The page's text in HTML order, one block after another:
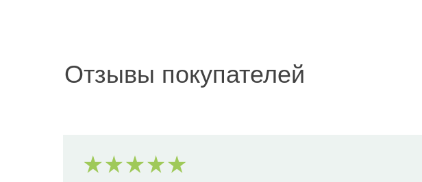
Отзывы покупателей